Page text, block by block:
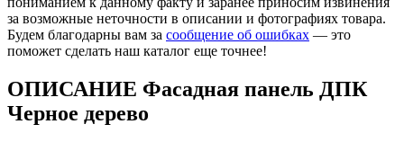
за возможные неточности в описании и фотографиях товара.
Будем благодарны вам за сообщение об ошибках — это
поможет сделать наш каталог еще точнее!
ОПИСАНИЕ Фасадная панель ДПК
Черное дерево